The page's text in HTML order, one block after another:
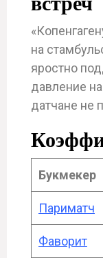
на
яростно
давление
датчане не
Букмекер
Париматч
Фаворит